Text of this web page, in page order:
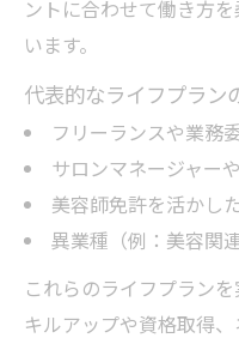
ントに合わせて働き方
います。
代表的なライフプラン
フリーランスや業務
サロンマネージャー
美容師免許を活かし
異業種（例：美容関
これらのライフプラン
キルアップや資格取得